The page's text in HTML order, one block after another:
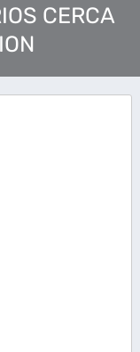
CERCA